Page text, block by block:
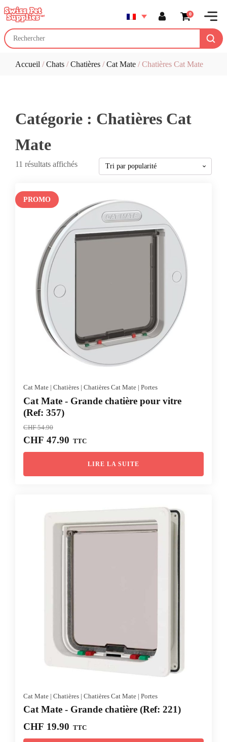
0
Accueil /Chats /Chatières /Cat Mate / Chatières Cat Mate
Catégorie : Chatières Cat
Mate
11 résultats affichésTrié
PROMO
Cat Mate | Chatières | Chatières Cat Mate | Portes
Cat Mate - Grande chatière pour vitre
(Ref: 357)
CHF54.90
Le
prix
était :
CHF 47.90 Le
prix
actuel
est :
TTC
LIRE LA SUITE
Cat Mate | Chatières | Chatières Cat Mate | Portes
Cat Mate - Grande chatière (Ref: 221)
CHF 19.90 TTC